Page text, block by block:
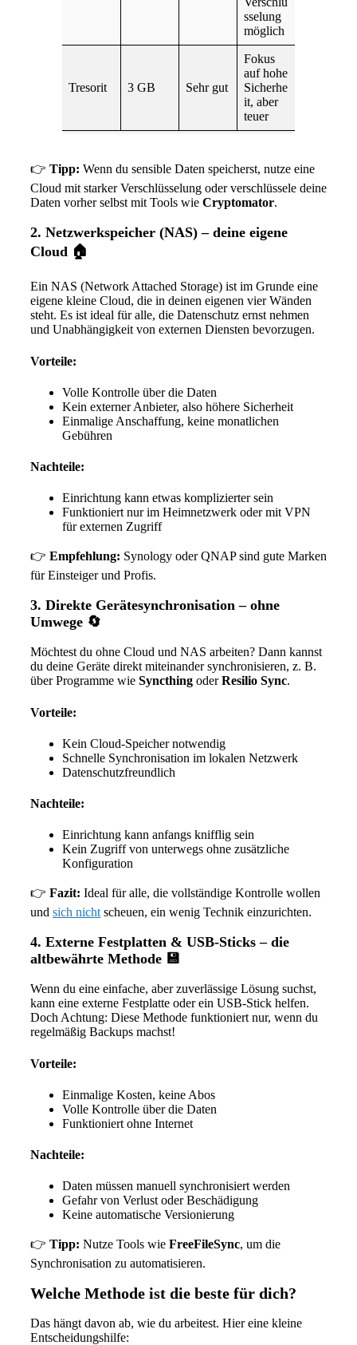
sselung
möglich
Tresorit 3 GB Sehr gut
Fokus
auf hohe
Sicherhe
it, aber
teuer
👉 Tipp: Wenn du sensible Daten speicherst, nutze eine
Cloud mit starker Verschlüsselung oder verschlüssele deine
Daten vorher selbst mit Tools wie Cryptomator.
2. Netzwerkspeicher (NAS) – deine eigene
Cloud 🏠
Ein NAS (Network Attached Storage) ist im Grunde eine
eigene kleine Cloud, die in deinen eigenen vier Wänden
steht. Es ist ideal für alle, die Datenschutz ernst nehmen
und Unabhängigkeit von externen Diensten bevorzugen.
Vorteile:
Volle Kontrolle über die Daten
Kein externer Anbieter, also höhere Sicherheit
Einmalige Anschaffung, keine monatlichen
Gebühren
Nachteile:
Einrichtung kann etwas komplizierter sein
Funktioniert nur im Heimnetzwerk oder mit VPN
für externen Zugriff
👉 Empfehlung: Synology oder QNAP sind gute Marken
für Einsteiger und Profis.
3. Direkte Gerätesynchronisation – ohne
Umwege 🔄
Möchtest du ohne Cloud und NAS arbeiten? Dann kannst
du deine Geräte direkt miteinander synchronisieren, z. B.
über Programme wie Syncthing oderResilio Sync.
Vorteile:
Kein Cloud-Speicher notwendig
Schnelle Synchronisation im lokalen Netzwerk
Datenschutzfreundlich
Nachteile:
Einrichtung kann anfangs knifflig sein
Kein Zugriff von unterwegs ohne zusätzliche
Konfiguration
👉 Fazit: Ideal für alle, die vollständige Kontrolle wollen
und sich nicht scheuen, ein wenig Technik einzurichten.
4. Externe Festplatten & USB-Sticks – die
altbewährte Methode 💾
Wenn du eine einfache, aber zuverlässige Lösung suchst,
kann eine externe Festplatte oder ein USB-Stick helfen.
Doch Achtung: Diese Methode funktioniert nur, wenn du
regelmäßig Backups machst!
Vorteile:
Einmalige Kosten, keine Abos
Volle Kontrolle über die Daten
Funktioniert ohne Internet
Nachteile:
Daten müssen manuell synchronisiert werden
Gefahr von Verlust oder Beschädigung
Keine automatische Versionierung
👉 Tipp: Nutze Tools wie FreeFileSync, um die
Synchronisation zu automatisieren.
Welche Methode ist die beste für dich?
Das hängt davon ab, wie du arbeitest. Hier eine kleine
Entscheidungshilfe: